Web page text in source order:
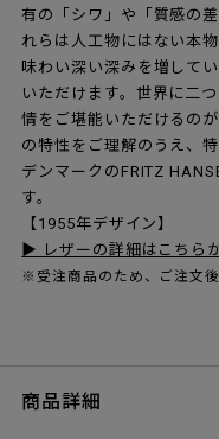
有の「シワ」や「質感の
れらは人工物にはない本
味わい深い深みを増して
いただけます。世界に二
情をご堪能いただけるの
の特性をご理解のうえ、
デンマークのFRITZ
す。
【1955年デザイン】
▶ レザーの詳細はこちらか
※受注商品のため、ご注文
商品詳細